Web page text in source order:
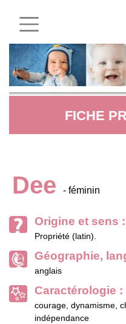
FICHE
Dee - féminin
Origine et sens :
Propriété (latin).
Géographie,
anglais
Caractérologie :
courage, dynamisme,
indépendance